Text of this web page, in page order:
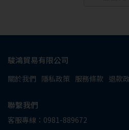
駿鴻貿易有限公司
關於我們 隱私政策 服務條款 退款
聯繫我們
客服專線：0981-889672